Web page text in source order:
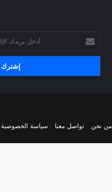
بريدك
الإلكتروني
من نحن تواصل معنا سياسة الخصوصية